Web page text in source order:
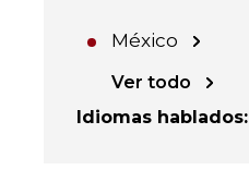
México
Ver todo
Idiomas hablados: